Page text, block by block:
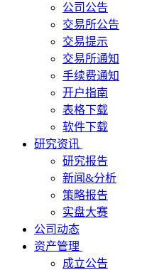
公司公告
交易所公告
交易提示
交易所通知
手续费通知
开户指南
表格下载
软件下载
研究资讯
研究报告
新闻&分析
策略报告
实盘大赛
公司动态
资产管理
成立公告